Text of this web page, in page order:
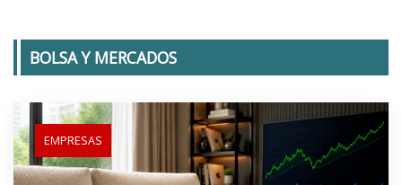
BOLSA Y MERCADOS
EMPRESAS